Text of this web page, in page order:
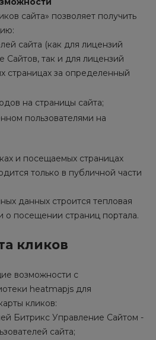
сайта» позволяет получить
сайта (как для лицензий
Сайтов, так и для лицензий
страницах за определенный
на страницы сайта;
пользователями на
и посещаемых страницах
только в публичной части
данных строится тепловая
о посещении страниц портала.
кликов
возможности с
heatmapjs для
кликов:
Битрикс Управление Сайтом -
сайта;